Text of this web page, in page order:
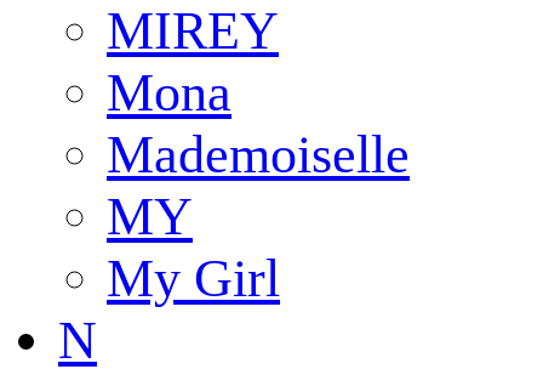
MIREY
Mona
Mademoiselle
MY
My Girl
N